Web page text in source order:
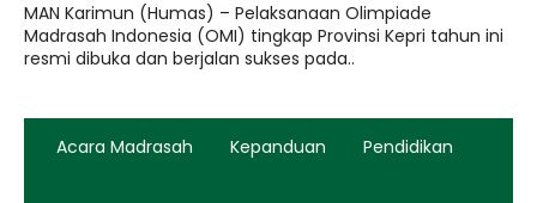
MAN Karimun (Humas) – Pelaksanaan Olimpiade
Madrasah Indonesia (OMI) tingkap Provinsi Kepri tahun ini
resmi dibuka dan berjalan sukses pada..
Acara Madrasah Kepanduan Pendidikan